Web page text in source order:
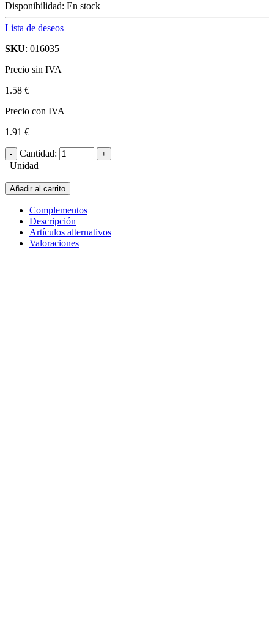
Disponibilidad: En stock
Lista de deseos
SKU: 016035
Precio sin IVA
1.58 €
Precio con IVA
1.91 €
Cantidad:
Unidad
Añadir al carrito
Complementos
Descripción
Artículos alternativos
Valoraciones